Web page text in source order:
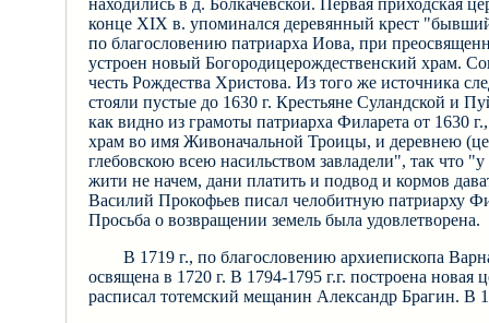
находились в д. Болкачевской. Первая приходская
конце XIX в. упоминался деревянный крест
по благословению патриарха Иова, при
устроен новый Богородицерождественский храм.
честь Рождества Христова. Из того же источника
стояли пустые до 1630 г. Крестьяне Суландской и
как видно из грамоты патриарха Филарета от 1630
храм во имя Живоначальной Троицы, и деревнею
глебовскою всею насильством завладели", так что
жити не начем, дани платить и подвод и кормов
Василий Прокофьев писал челобитную патриарху
Просьба о возвращении земель была удовлетворена.
В 1719 г., по благословению архиепископа
освящена в 1720 г. В 1794-1795 г.г. построена
расписал тотемский мещанин Александр Брагин. В